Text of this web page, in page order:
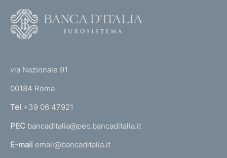
r
n
a
l
via Nazionale 91
00184 Roma
Tel +39 06 47921
PEC bancaditalia@pec.bancaditalia.it
E-mail email@bancaditalia.it